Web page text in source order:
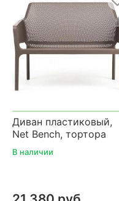
Диван пластиковый,
Net Bench, тортора
В наличии